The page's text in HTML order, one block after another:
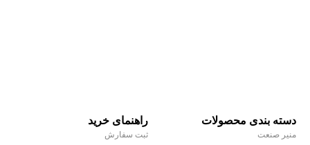
دسته بندی محصولات
منیر صنعت
راهنمای خرید
ثبت سفارش